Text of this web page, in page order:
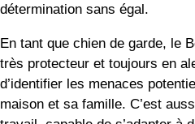
détermination sans égal.
En tant que chien de garde, le
très protecteur et toujours en
d’identifier les menaces
maison et sa famille. C’est